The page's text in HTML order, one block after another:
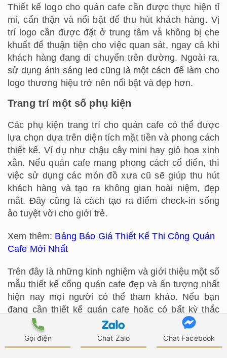
Gọi điện Chat Zalo Chat Facebook
Thiết kế logo cho quán cafe cần được thực hiện tỉ
mỉ, cẩn thận và nổi bật để thu hút khách hàng. Vị
trí logo cần được đặt ở trung tâm và không bị che
khuất để thuận tiện cho việc quan sát, ngay cả khi
khách hàng đang di chuyển trên đường. Ngoài ra,
sử dụng ánh sáng led cũng là một cách để làm cho
logo thương hiệu trở nên nổi bật và đẹp hơn.
Trang trí một số phụ kiện
Các phụ kiện trang trí cho quán cafe có thể được
lựa chọn dựa trên diện tích mặt tiền và phong cách
thiết kế. Ví dụ như chậu cây mini hay giỏ hoa xinh
xắn. Nếu quán cafe mang phong cách cổ điển, thì
việc sử dụng các món đồ xưa cũ sẽ giúp thu hút
khách hàng và tạo ra không gian hoài niệm, đẹp
mắt. Đây cũng là cách tạo ra điểm check-in sống
ảo tuyệt vời cho giới trẻ.
Xem thêm: Bảng Báo Giá Thiết Kế Thi Công Quán
Cafe Mới Nhất
Trên đây là những kinh nghiệm và giới thiệu một số
mẫu thiết kế cổng quán cafe đẹp và ấn tượng nhất
hiện nay mọi người có thể tham khảo. Nếu bạn
đang cần thiết kế quán cafe hoặc có bất kỳ thắc
mắc nào cần tư vấn và hỗ trợ nhanh chóng, hãy
liên hệ với ATZ LUXURY ngay hôm nay để được
các kiến trúc sư tư vấn nhanh nhất.